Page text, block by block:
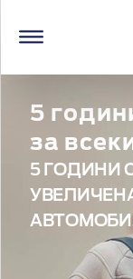
5
за
5 ГОДИНИ